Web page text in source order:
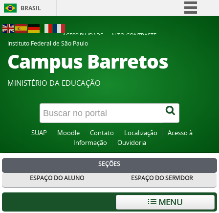
BRASIL
Participe
Acesso à informação
Canais
ACESSIBILIDADE
ALTO CONTRASTE
Instituto Federal de São Paulo
Campus Barretos
MINISTÉRIO DA EDUCAÇÃO
SUAP Moodle Contato Localização
Acesso à
Informação
Ouvidoria
SEÇÕES
ESPAÇO DO ALUNO
ESPAÇO DO SERVIDOR
MENU